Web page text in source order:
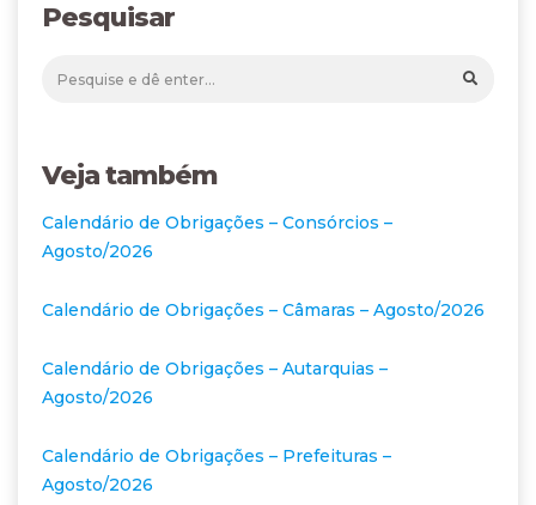
Pesquisar
Veja também
Calendário de Obrigações – Consórcios –
Agosto/2026
Calendário de Obrigações – Câmaras – Agosto/2026
Calendário de Obrigações – Autarquias –
Agosto/2026
Calendário de Obrigações – Prefeituras –
Agosto/2026